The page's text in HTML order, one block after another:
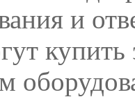
и
купить